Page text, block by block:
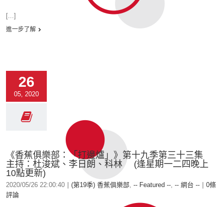
[...]
進一步了解
26
05, 2020
《香蕉俱樂部：「打邊爐」》第十九季第三十三集
主持：杜浚斌、李日朗、科林 (逢星期一二四晚上
10點更新)
2020/05/26 22:00:40 (第19季) 香蕉俱樂部, -- Featured --, -- 網台 --
0條
評論